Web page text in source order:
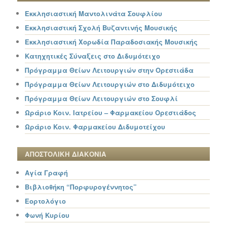
Εκκλησιαστική Μαντολινάτα Σουφλίου
Εκκλησιαστική Σχολή Βυζαντινής Μουσικής
Εκκλησιαστική Χορωδία Παραδοσιακής Μουσικής
Κατηχητικές Σύναξεις στο Διδυμότειχο
Πρόγραμμα Θείων Λειτουργιών στην Ορεστιάδα
Πρόγραμμα Θείων Λειτουργιών στο Διδυμότειχο
Πρόγραμμα Θείων Λειτουργιών στο Σουφλί
Ωράριο Κοιν. Ιατρείου – Φαρμακείου Ορεστιάδος
Ωράριο Κοιν. Φαρμακείου Διδυμοτείχου
ΑΠΟΣΤΟΛΙΚΗ ΔΙΑΚΟΝΙΑ
Αγία Γραφή
Βιβλιοθήκη “Πορφυρογέννητος”
Εορτολόγιο
Φωνή Κυρίου